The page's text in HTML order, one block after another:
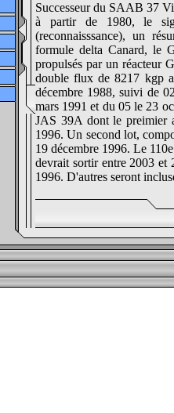
Successeur du SAAB 37
à partir de 1980, le
(reconnaisssance), un
formule delta Canard, le
propulsés par un réacteur
double flux de 8217 kgp
décembre 1988, suivi de
mars 1991 et du 05 le 23
JAS 39A dont le preimier
1996. Un second lot,
19 décembre 1996. Le
devrait sortir entre 2003
1996. D'autres seront